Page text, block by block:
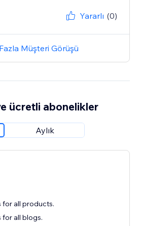
Yararlı (0)
Müşteri Görüşü
ücretli abonelikler
Aylık
for all products.
for all blogs.